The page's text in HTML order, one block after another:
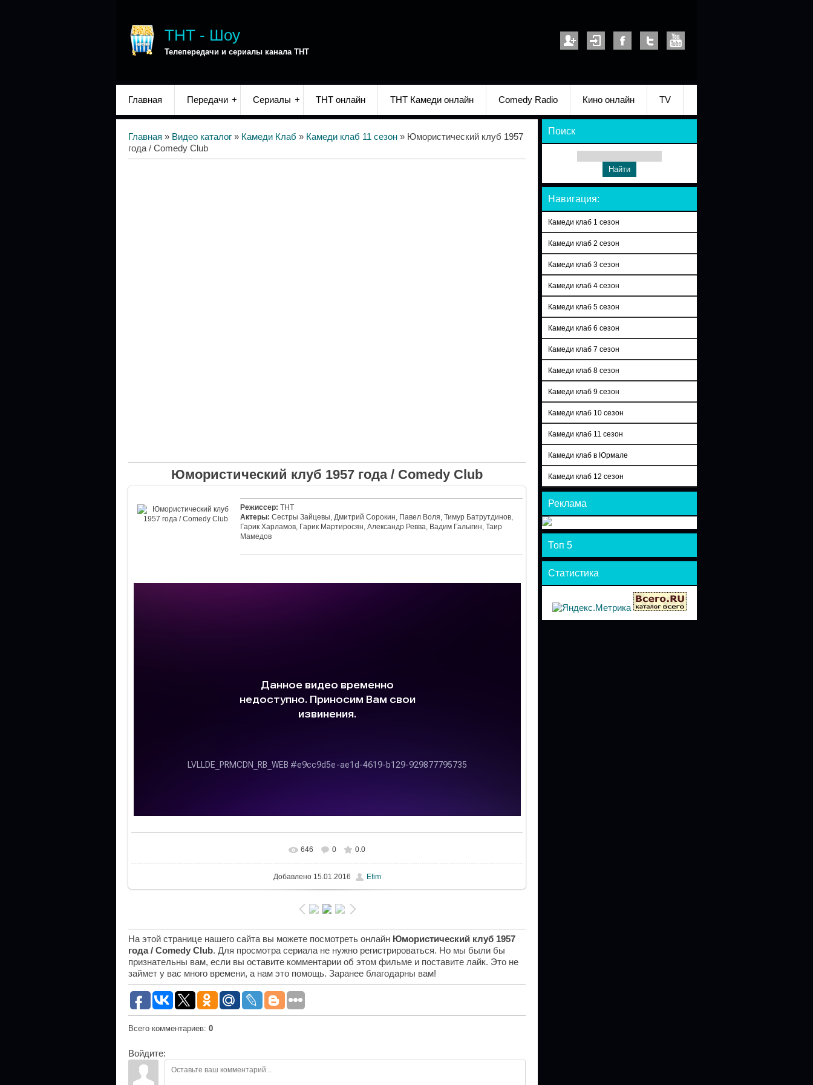
ТНТ - Шоу
Телепередачи и сериалы канала ТНТ
Главная Передачи Сериалы ТНТ онлайн ТНТ Камеди онлайн Comedy Radio Кино онлайн TV
Главная » Видео каталог » Камеди Клаб » Камеди клаб 11 сезон » Юмористический клуб 1957
года / Comedy Club
Юмористический клуб 1957 года / Comedy Club
Режиссер: ТНТ
Актеры: Сестры Зайцевы, Дмитрий Сорокин, Павел Воля, Тимур Батрутдинов,
Гарик Харламов, Гарик Мартиросян, Александр Ревва, Вадим Галыгин, Таир
Мамедов
646 0 0.0
Добавлено15.01.2016 Efim
На этой странице нашего сайта вы можете посмотреть онлайн Юмористический клуб 1957
года / Comedy Club. Для просмотра сериала не нужно регистрироваться. Но мы были бы
признательны вам, если вы оставите комментарии об этом фильме и поставите лайк. Это не
займет у вас много времени, а нам это помощь. Заранее благодарны вам!
Всего комментариев: 0
Войдите:
Поиск
Навигация:
Камеди клаб 1 сезон
Камеди клаб 2 сезон
Камеди клаб 3 сезон
Камеди клаб 4 сезон
Камеди клаб 5 сезон
Камеди клаб 6 сезон
Камеди клаб 7 сезон
Камеди клаб 8 сезон
Камеди клаб 9 сезон
Камеди клаб 10 сезон
Камеди клаб 11 сезон
Камеди клаб в Юрмале
Камеди клаб 12 сезон
Реклама
Топ 5
Статистика